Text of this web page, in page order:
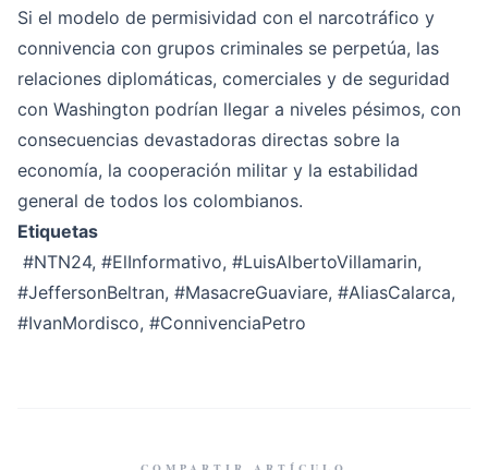
Si el modelo de permisividad con el narcotráfico y
connivencia con grupos criminales se perpetúa, las
relaciones diplomáticas, comerciales y de seguridad
con Washington podrían llegar a niveles pésimos, con
consecuencias devastadoras directas sobre la
economía, la cooperación militar y la estabilidad
general de todos los colombianos.
Etiquetas
#NTN24, #ElInformativo, #LuisAlbertoVillamarin,
#JeffersonBeltran, #MasacreGuaviare, #AliasCalarca,
#IvanMordisco, #ConnivenciaPetro